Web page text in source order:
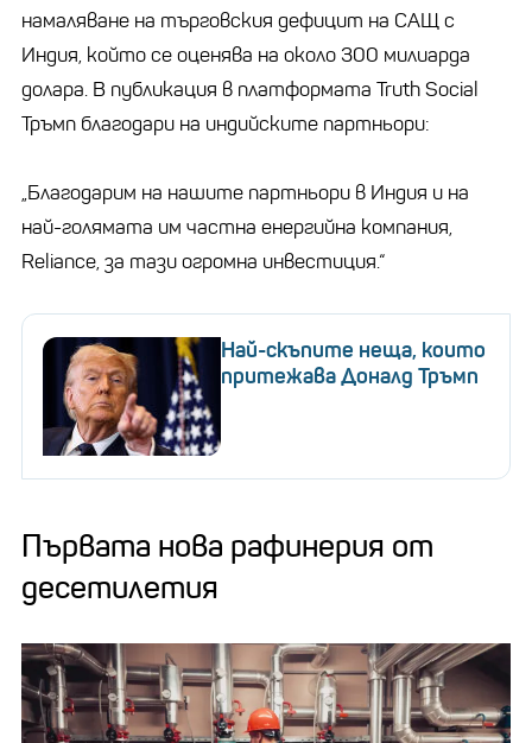
намаляване на търговския дефицит на САЩ с
Индия, който се оценява на около 300 милиарда
долара. В публикация в платформата Truth Social
Тръмп благодари на индийските партньори:
„Благодарим на нашите партньори в Индия и на
най-голямата им частна енергийна компания,
Reliance, за тази огромна инвестиция.“
Най-скъпите неща, които
притежава Доналд Тръмп
Първата нова рафинерия от
десетилетия